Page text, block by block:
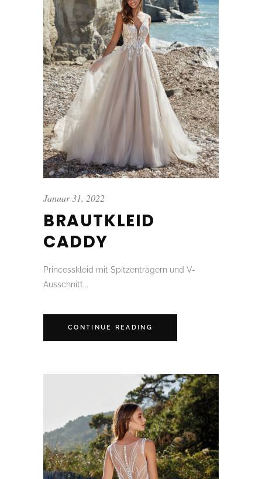
Januar 31, 2022
BRAUTKLEID
CADDY
Princesskleid mit Spitzenträgern und V-
Ausschnitt...
CONTINUE READING